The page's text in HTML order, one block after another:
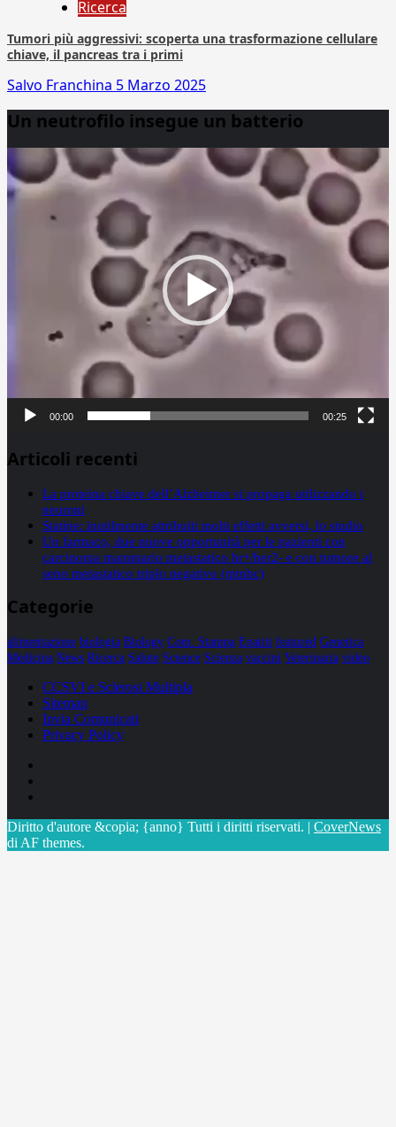
Ricerca
Tumori più aggressivi: scoperta una trasformazione cellulare
chiave, il pancreas tra i primi
Salvo Franchina 5 Marzo 2025
Un neutrofilo insegue un batterio
Player
00:00 00:25
Articoli recenti
La proteina chiave dell’Alzheimer si propaga utilizzando i
neuroni
Statine: inutilmente attribuiti molti effetti avversi, lo studio
Un farmaco, due nuove opportunità per le pazienti con
carcinoma mammario metastatico hr+/her2- e con tumore al
seno metastatico triplo negativo (mtnbc)
Categorie
alimentazione biologia Biology Com. Stampa Epatiti featured Genetica
Medicina News Ricerca Salute Science Scienza vaccini Veterinaria video
CCSVI e Sclerosi Multipla
Sitemap
Invia Comunicati
Privacy Policy
Diritto d'autore &copia; {anno} Tutti i diritti riservati. | CoverNews
di AF themes.